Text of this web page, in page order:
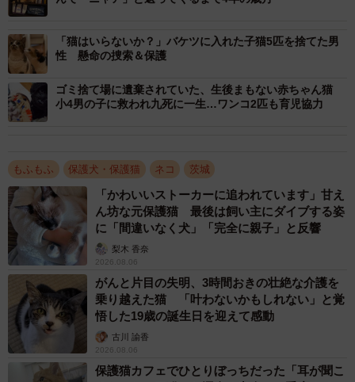
たんです」
3匹目も発見
「猫はいらないか？」バケツに入れた子猫5匹を捨てた男
性 懸命の捜索＆保護
ゴミ捨て場に遺棄されていた、生後まもない赤ちゃん猫
小4男の子に救われ九死に一生…ワンコ2匹も育児協力
もふもふ 保護犬・保護猫 ネコ 茨城
「かわいいストーカーに追われています」甘え
ん坊な元保護猫 最後は飼い主にダイブする姿
に「間違いなく犬」「完全に親子」と反響
梨木 香奈
2026.08.06
がんと片目の失明、3時間おきの壮絶な介護を
乗り越えた猫 「叶わないかもしれない」と覚
悟した19歳の誕生日を迎えて感動
古川 諭香
2026.08.06
保護猫カフェでひとりぼっちだった「耳が聞こ